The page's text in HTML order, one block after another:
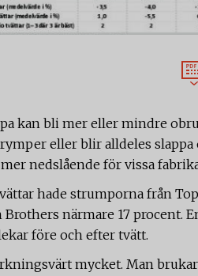
kan bli mer eller mindre
eller blir alldeles slappa
nedslående för vissa
hade strumporna från
närmare 17 procent.
före och efter tvätt.
mycket. Man